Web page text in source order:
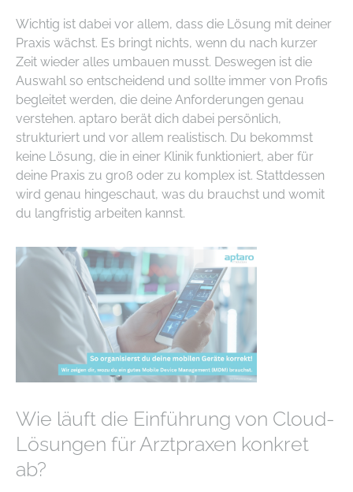
Wichtig ist dabei vor allem, dass die Lösung mit deiner
Praxis wächst. Es bringt nichts, wenn du nach kurzer
Zeit wieder alles umbauen musst. Deswegen ist die
Auswahl so entscheidend und sollte immer von Profis
begleitet werden, die deine Anforderungen genau
verstehen. aptaro berät dich dabei persönlich,
strukturiert und vor allem realistisch. Du bekommst
keine Lösung, die in einer Klinik funktioniert, aber für
deine Praxis zu groß oder zu komplex ist. Stattdessen
wird genau hingeschaut, was du brauchst und womit
du langfristig arbeiten kannst.
Wie läuft die Einführung von Cloud-
Lösungen für Arztpraxen konkret
ab?